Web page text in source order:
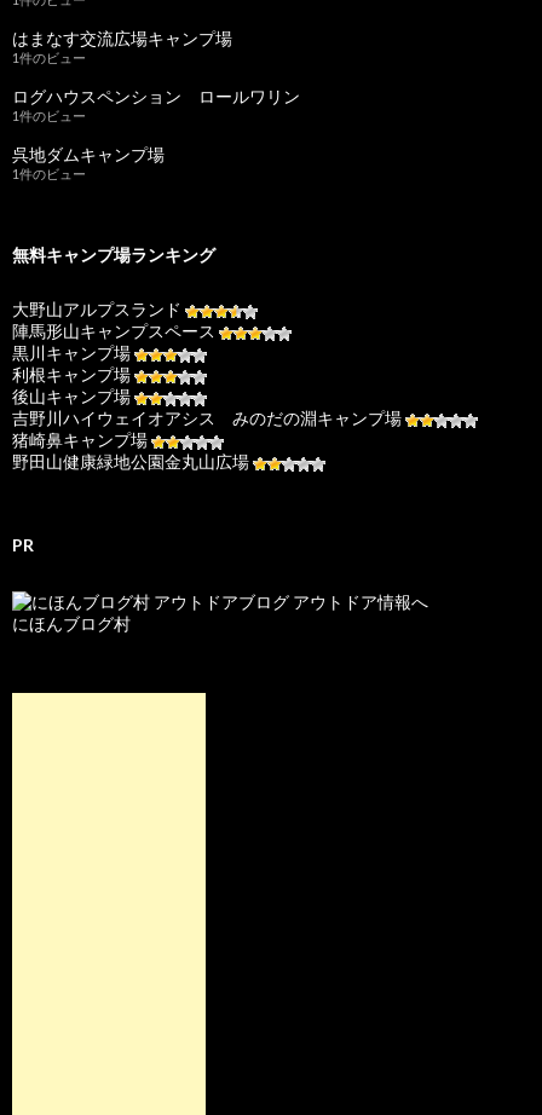
はまなす交流広場キャンプ場
1件のビュー
ログハウスペンション ロールワリン
1件のビュー
呉地ダムキャンプ場
1件のビュー
無料キャンプ場ランキング
大野山アルプスランド
陣馬形山キャンプスペース
黒川キャンプ場
利根キャンプ場
後山キャンプ場
吉野川ハイウェイオアシス みのだの淵キャンプ場
猪崎鼻キャンプ場
野田山健康緑地公園金丸山広場
PR
にほんブログ村